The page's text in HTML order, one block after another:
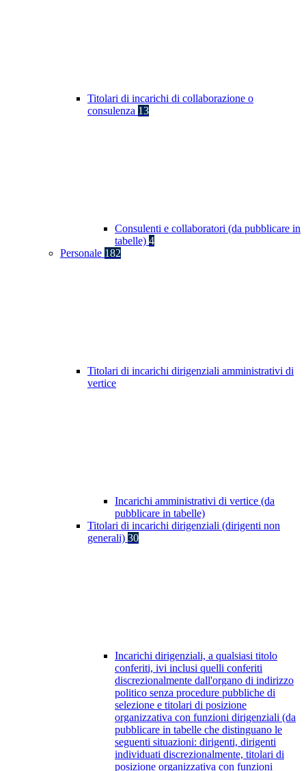
Titolari di incarichi di collaborazione o
consulenza 13
Consulenti e collaboratori (da pubblicare in
tabelle) 4
Personale 182
Titolari di incarichi dirigenziali amministrativi di
vertice
Incarichi amministrativi di vertice (da
pubblicare in tabelle)
Titolari di incarichi dirigenziali (dirigenti non
generali) 30
Incarichi dirigenziali, a qualsiasi titolo
conferiti, ivi inclusi quelli conferiti
discrezionalmente dall'organo di indirizzo
politico senza procedure pubbliche di
selezione e titolari di posizione
organizzativa con funzioni dirigenziali (da
pubblicare in tabelle che distinguano le
seguenti situazioni: dirigenti, dirigenti
individuati discrezionalmente, titolari di
posizione organizzativa con funzioni